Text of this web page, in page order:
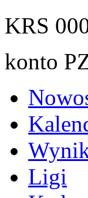
KRS
konto
Ligi